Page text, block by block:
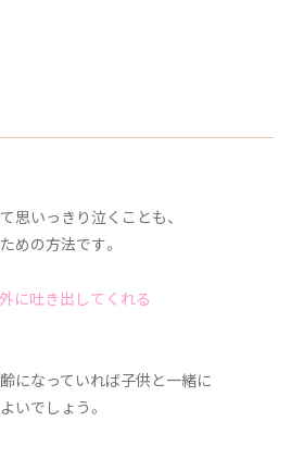
思いっきり泣くことも、
めの方法です。
に吐き出してくれる
になっていれば子供と一緒に
いでしょう。